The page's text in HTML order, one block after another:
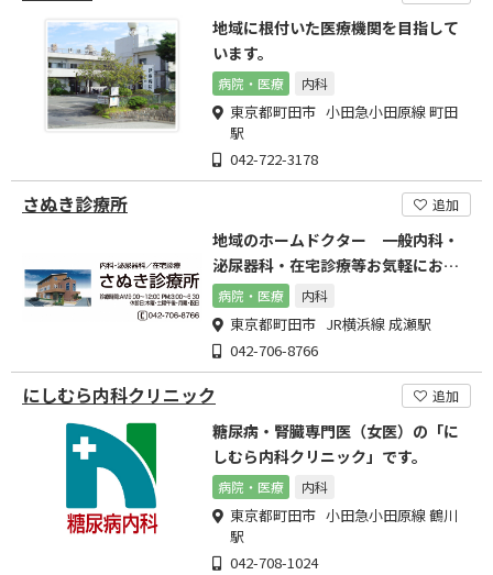
地域に根付いた医療機関を目指して
います。
病院・医療 内科
東京都町田市 小田急小田原線 町田
駅
042-722-3178
さぬき診療所 追加
地域のホームドクター 一般内科・
泌尿器科・在宅診療等お気軽にお問
合せ下さい。
病院・医療 内科
東京都町田市 JR横浜線 成瀬駅
042-706-8766
にしむら内科クリニック 追加
糖尿病・腎臓専門医（女医）の「に
しむら内科クリニック」です。
病院・医療 内科
東京都町田市 小田急小田原線 鶴川
駅
042-708-1024